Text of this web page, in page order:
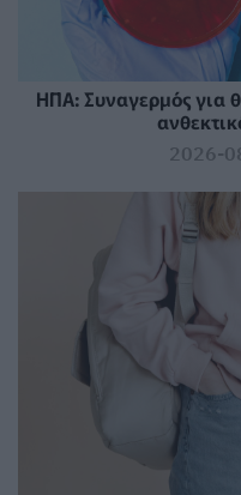
ΗΠΑ: Συναγερμός για
2026-